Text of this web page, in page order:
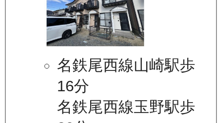
名鉄尾西線山崎駅歩
16分
名鉄尾西線玉野駅歩